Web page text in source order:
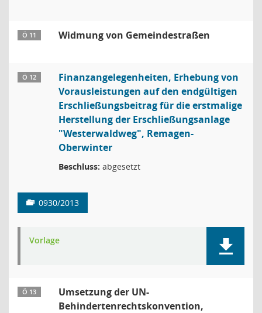
Ö 11 Widmung von Gemeindestraßen
Ö 12
Finanzangelegenheiten, Erhebung von
Vorausleistungen auf den endgültigen
Erschließungsbeitrag für die erstmalige
Herstellung der Erschließungsanlage
"Westerwaldweg", Remagen-
Oberwinter
Beschluss: abgesetzt
0930/2013
Vorlage
Ö 13
Umsetzung der UN-
Behindertenrechtskonvention,